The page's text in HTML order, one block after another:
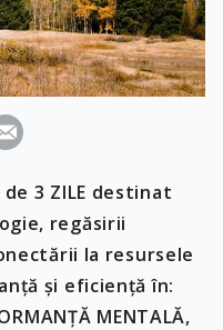
3 ZILE destinat
regăsirii
la resursele
și eficiență în:
MENTALĂ,